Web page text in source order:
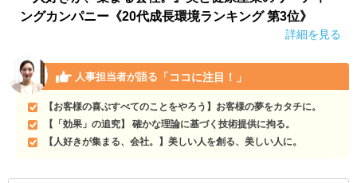
ングカンパニー《20代成長環境ランキング 第3位》
詳細を見る
人事担当者が語る 「ココに注目！」
【お客様の喜ぶすべてのことをやろう】お客様の夢をカタチに。
【「効果」の追究】 確かな理論に基づく技術提供に拘る。
【人好きが集まる、会社。】美しい人を創る、美しい人に。